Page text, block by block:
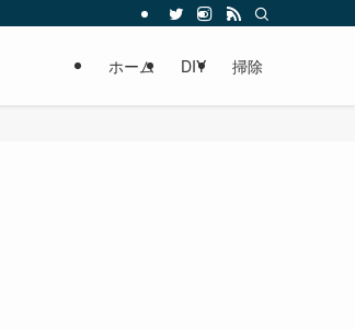
ホーム DIY 掃除